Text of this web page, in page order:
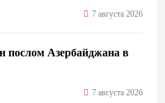
7 августа 2026
послом Азербайджана в
7 августа 2026